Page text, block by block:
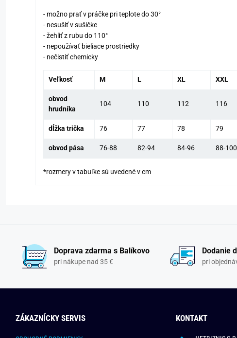
- možno prať v práčke pri teplote do 30°
- nesušiť v sušičke
- žehliť z rubu do 110°
- nepoužívať bieliace prostriedky
- nečistiť chemicky
Veľkosť M L XL XXL
obvod
hrudníka
104 110 112 116
dĺžka trička 76 77 78 79
obvod pása 76-88 82-94 84-96 88-100
*rozmery v tabuľke sú uvedené v cm
Doprava zdarma s Balíkovo
pri nákupe nad 35 €
Dodanie
pri
ZÁKAZNÍCKY SERVIS KONTAKT